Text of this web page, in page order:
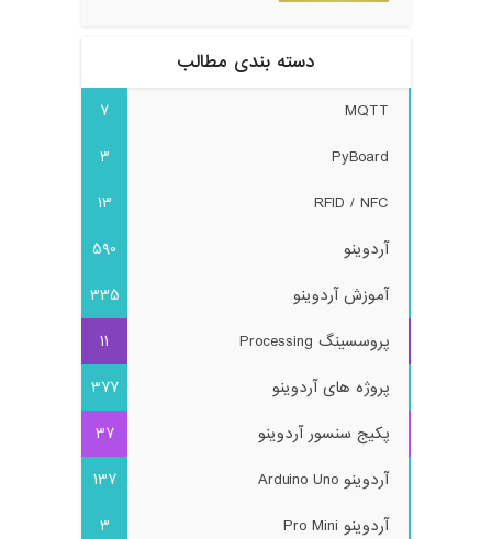
دسته بندی مطالب
MQTT
7
PyBoard
3
RFID / NFC
13
آردوینو
590
آموزش آردوینو
335
پروسسینگ Processing
11
پروژه های آردوینو
377
پکیج سنسور آردوینو
37
آردوینو Arduino Uno
137
آردوینو Pro Mini
3